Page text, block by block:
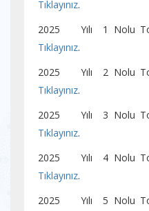
Tıklayınız.
2025 Yılı 1 Nolu
Tıklayınız.
2025 Yılı 2 Nolu
Tıklayınız.
2025 Yılı 3 Nolu
Tıklayınız.
2025 Yılı 4 Nolu
Tıklayınız.
2025 Yılı 5 Nolu